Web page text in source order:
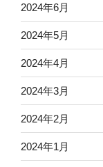
2024年6月
2024年5月
2024年4月
2024年3月
2024年2月
2024年1月